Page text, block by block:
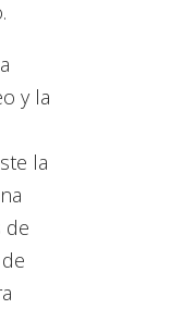
y la
la
de